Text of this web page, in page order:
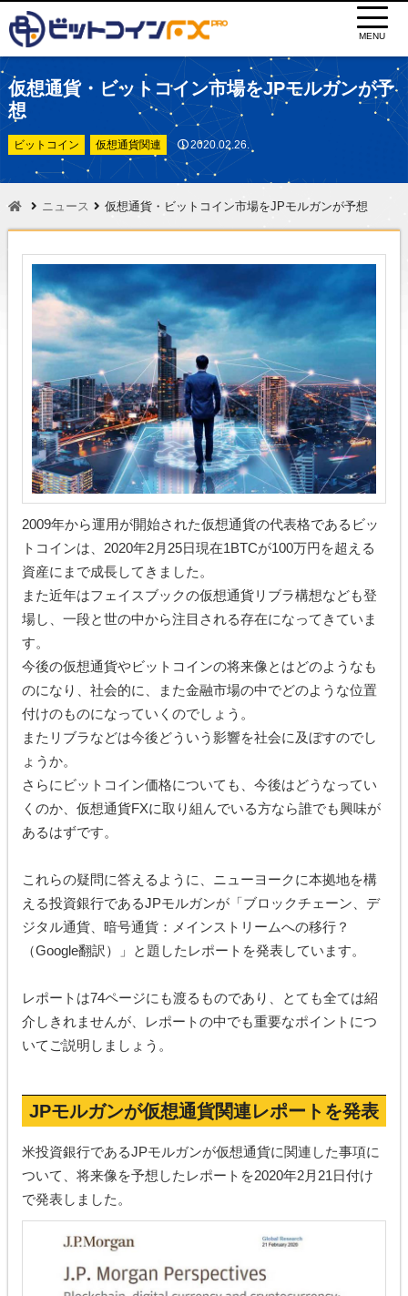
MENU
仮想通貨・ビットコイン市場をJPモルガンが予
想
ビットコイン 仮想通貨関連 2020.02.26.
ニュース 仮想通貨・ビットコイン市場をJPモルガンが予想
2009年から運用が開始された仮想通貨の代表格であるビッ
トコインは、2020年2月25日現在1BTCが100万円を超える
資産にまで成長してきました。
また近年はフェイスブックの仮想通貨リブラ構想なども登
場し、一段と世の中から注目される存在になってきていま
す。
今後の仮想通貨やビットコインの将来像とはどのようなも
のになり、社会的に、また金融市場の中でどのような位置
付けのものになっていくのでしょう。
またリブラなどは今後どういう影響を社会に及ぼすのでし
ょうか。
さらにビットコイン価格についても、今後はどうなってい
くのか、仮想通貨FXに取り組んでいる方なら誰でも興味が
あるはずです。
これらの疑問に答えるように、ニューヨークに本拠地を構
える投資銀行であるJPモルガンが「ブロックチェーン、デ
ジタル通貨、暗号通貨：メインストリームへの移行？
（Google翻訳）」と題したレポートを発表しています。
レポートは74ページにも渡るものであり、とても全ては紹
介しきれませんが、レポートの中でも重要なポイントにつ
いてご説明しましょう。
JPモルガンが仮想通貨関連レポートを発表
米投資銀行であるJPモルガンが仮想通貨に関連した事項に
ついて、将来像を予想したレポートを2020年2月21日付け
で発表しました。